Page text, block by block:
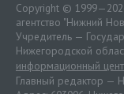
Copyright ©
агентство "Нижний
Учредитель —
Нижегородской
информационный
Главный редактор —